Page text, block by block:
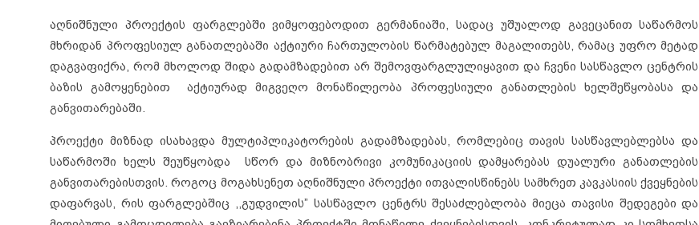
აღნიშნული პროექტის ფარგლებში ვიმყოფებოდით გერმანიაში, სადაც უშუალოდ გავეცანით საწარმოს
მხრიდან პროფესიულ განათლებაში აქტიური ჩართულობის წარმატებულ მაგალითებს, რამაც უფრო მეტად
დაგვაფიქრა, რომ მხოლოდ შიდა გადამზადებით არ შემოვფარგლულიყავით და ჩვენი სასწავლო ცენტრის
ბაზის გამოყენებით აქტიურად მიგვეღო მონაწილეობა პროფესიული განათლების ხელშეწყობასა და
განვითარებაში.
პროექტი მიზნად ისახავდა მულტიპლიკატორების გადამზადებას, რომლებიც თავის სასწავლებლებსა და
საწარმოში ხელს შეუწყობდა სწორ და მიზნობრივი კომუნიკაციის დამყარებას დუალური განათლების
განვითარებისთვის. როგოც მოგახსენეთ აღნიშნული პროექტი ითვალისწინებს სამხრეთ კავკასიის ქვეყნების
დაფარვას, რის ფარგლებშიც ,,გუდვილის” სასწავლო ცენტრს შესაძლებლობა მიეცა თავისი შედეგები და